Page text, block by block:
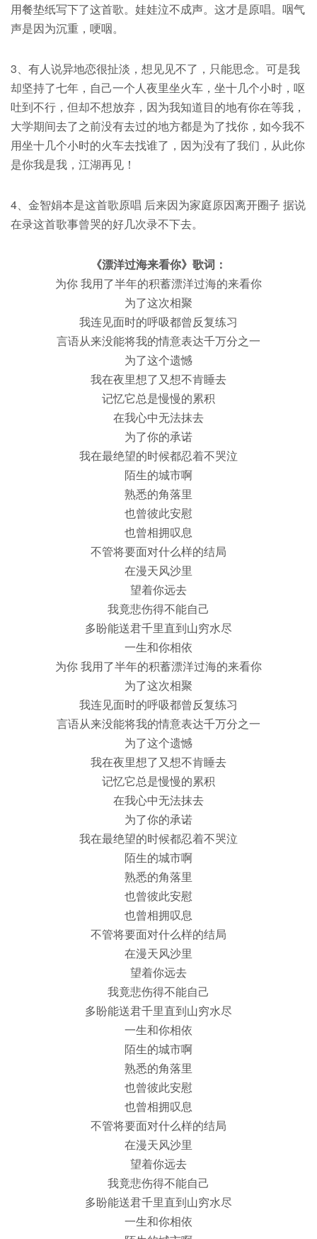
用餐垫纸写下了这首歌。娃娃泣不成声。这才是原唱。咽气
声是因为沉重，哽咽。
3、有人说异地恋很扯淡，想见见不了，只能思念。可是我
却坚持了七年，自己一个人夜里坐火车，坐十几个小时，呕
吐到不行，但却不想放弃，因为我知道目的地有你在等我，
大学期间去了之前没有去过的地方都是为了找你，如今我不
用坐十几个小时的火车去找谁了，因为没有了我们，从此你
是你我是我，江湖再见！
4、金智娟本是这首歌原唱 后来因为家庭原因离开圈子 据说
在录这首歌事曾哭的好几次录不下去。
《漂洋过海来看你》歌词：
为你 我用了半年的积蓄漂洋过海的来看你
为了这次相聚
我连见面时的呼吸都曾反复练习
言语从来没能将我的情意表达千万分之一
为了这个遗憾
我在夜里想了又想不肯睡去
记忆它总是慢慢的累积
在我心中无法抹去
为了你的承诺
我在最绝望的时候都忍着不哭泣
陌生的城市啊
熟悉的角落里
也曾彼此安慰
也曾相拥叹息
不管将要面对什么样的结局
在漫天风沙里
望着你远去
我竟悲伤得不能自己
多盼能送君千里直到山穷水尽
一生和你相依
为你 我用了半年的积蓄漂洋过海的来看你
为了这次相聚
我连见面时的呼吸都曾反复练习
言语从来没能将我的情意表达千万分之一
为了这个遗憾
我在夜里想了又想不肯睡去
记忆它总是慢慢的累积
在我心中无法抹去
为了你的承诺
我在最绝望的时候都忍着不哭泣
陌生的城市啊
熟悉的角落里
也曾彼此安慰
也曾相拥叹息
不管将要面对什么样的结局
在漫天风沙里
望着你远去
我竟悲伤得不能自己
多盼能送君千里直到山穷水尽
一生和你相依
陌生的城市啊
熟悉的角落里
也曾彼此安慰
也曾相拥叹息
不管将要面对什么样的结局
在漫天风沙里
望着你远去
我竟悲伤得不能自己
多盼能送君千里直到山穷水尽
一生和你相依